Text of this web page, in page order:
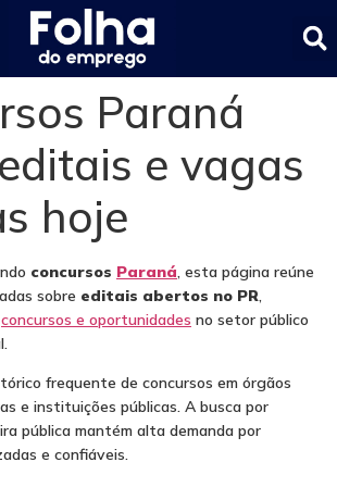
Paraná
e vagas
hoje
concursos Paraná, esta página reúne
sobre editais abertos no PR,
concursos e oportunidades no setor público
frequente de concursos em órgãos
e instituições públicas. A busca por
pública mantém alta demanda por
e confiáveis.